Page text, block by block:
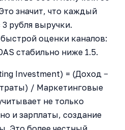
значит, что каждый
рубля выручки.
оценки каналов:
стабильно ниже 1.5.
Investment) = (Доход −
/ Маркетинговые
не только
и зарплаты, создание